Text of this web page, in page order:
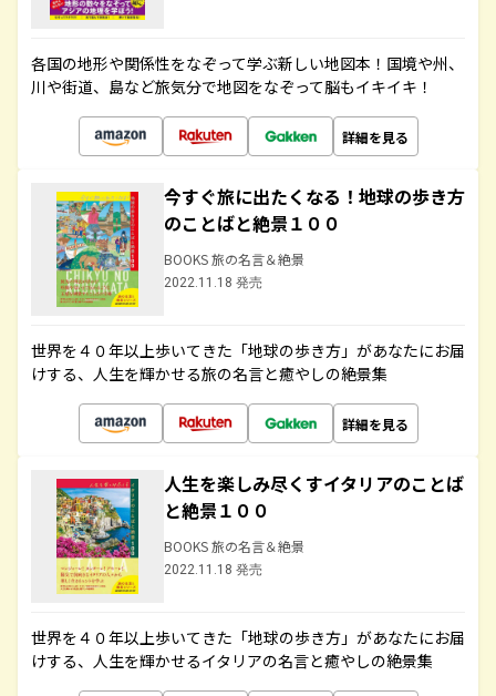
各国の地形や関係性をなぞって学ぶ新しい地図本！国境や州、
川や街道、島など旅気分で地図をなぞって脳もイキイキ！
詳細を見る
今すぐ旅に出たくなる！地球の歩き方
のことばと絶景１００
BOOKS 旅の名言＆絶景
2022.11.18 発売
世界を４０年以上歩いてきた「地球の歩き方」があなたにお届
けする、人生を輝かせる旅の名言と癒やしの絶景集
詳細を見る
人生を楽しみ尽くすイタリアのことば
と絶景１００
BOOKS 旅の名言＆絶景
2022.11.18 発売
世界を４０年以上歩いてきた「地球の歩き方」があなたにお届
けする、人生を輝かせるイタリアの名言と癒やしの絶景集